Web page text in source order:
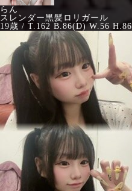
らん
スレンダー黒髪ロリガール
19歳 / T.162 B.86(D) W.56 H.86